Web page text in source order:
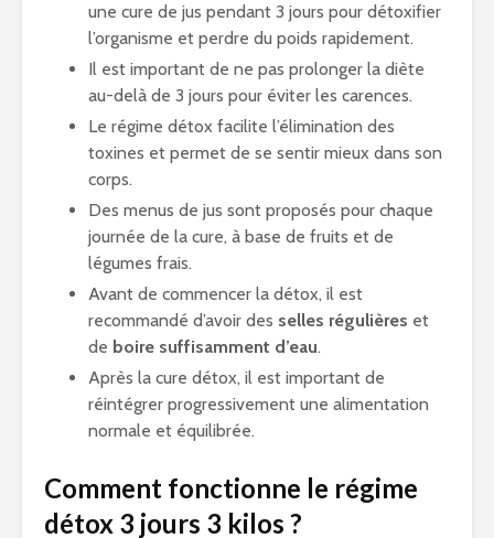
une cure de jus pendant 3 jours pour détoxifier
l’organisme et perdre du poids rapidement.
Il est important de ne pas prolonger la diète
au-delà de 3 jours pour éviter les carences.
Le régime détox facilite l’élimination des
toxines et permet de se sentir mieux dans son
corps.
Des menus de jus sont proposés pour chaque
journée de la cure, à base de fruits et de
légumes frais.
Avant de commencer la détox, il est
recommandé d’avoir des selles régulières et
de boire suffisamment d’eau.
Après la cure détox, il est important de
réintégrer progressivement une alimentation
normale et équilibrée.
Comment fonctionne le régime
détox 3 jours 3 kilos ?